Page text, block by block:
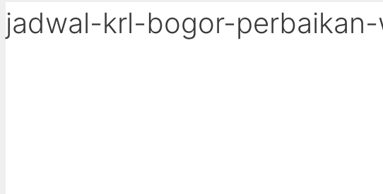
jadwal-krl-bogor-perbaikan-